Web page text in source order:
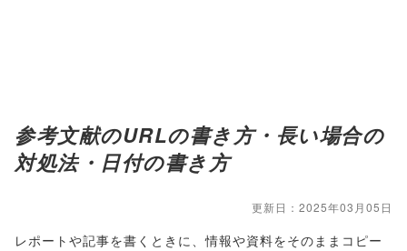
参考文献のURLの書き方・長い場合の
対処法・日付の書き方
更新日：2025年03月05日
レポートや記事を書くときに、情報や資料をそのままコピー